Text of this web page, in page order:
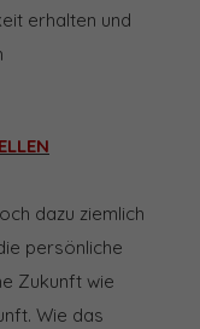
erhalten und
dazu ziemlich
persönliche
Zukunft wie
Wie das